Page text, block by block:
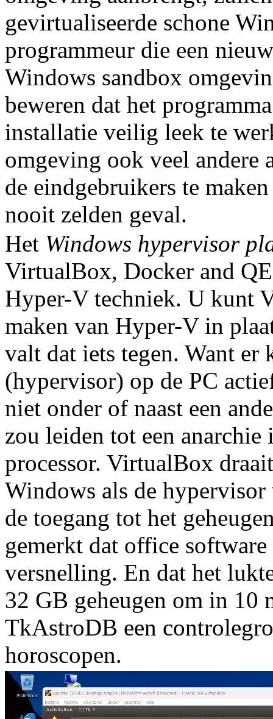
gevirtualiseerde schone
programmeur die een
Windows sandbox
beweren dat het
installatie veilig leek te
omgeving ook veel andere
de eindgebruikers te
nooit zelden geval.
Het Windows hypervisor
VirtualBox, Docker and
Hyper-V techniek. U kunt
maken van Hyper-V in
valt dat iets tegen. Want er
(hypervisor) op de PC
niet onder of naast een
zou leiden tot een anarchie
processor. VirtualBox
Windows als de
de toegang tot het
gemerkt dat office
versnelling. En dat het
32 GB geheugen om in 10
TkAstroDB een
horoscopen.